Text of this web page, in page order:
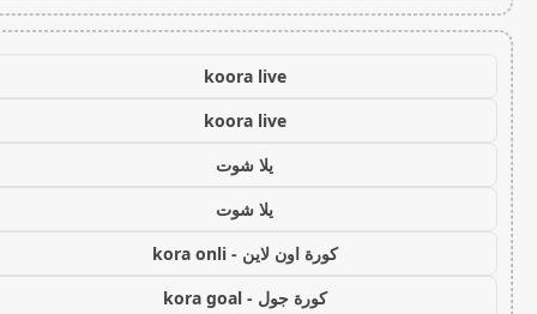
koora live
koora live
يلا شوت
يلا شوت
كورة اون لاين - kora onli
كورة جول - kora goal